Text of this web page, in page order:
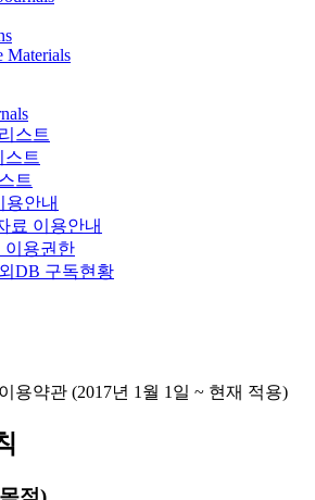
Materials
스트
스트
트
용안내
료 이용안내
이용권한
DB 구독현황
용약관 (2017년 1월 1일 ~ 현재 적용)